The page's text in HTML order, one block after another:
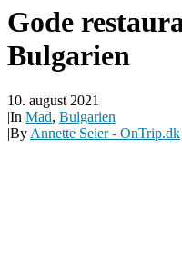
Gode
Bulgarien
10. august 2021
|In Mad, Bulgarien
|By Annette Seier - OnTrip.dk